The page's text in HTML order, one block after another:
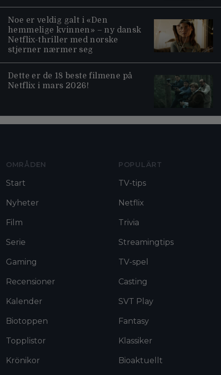
Noe er veldig galt i «Den
hemmelige kvinnen» – ny dansk
Netflix-thriller med norske
stjerner nærmer seg
Dette er de 18 beste filmene på
Netflix i mars 2026!
OMRÅDEN
Start
Nyheter
Film
Serie
Gaming
Recensioner
Kalender
Biotoppen
Topplistor
Krönikor
POPULÄRT
TV-tips
Netflix
Trivia
Streamingtips
TV-spel
Casting
SVT Play
Fantasy
Klassiker
Bioaktuellt